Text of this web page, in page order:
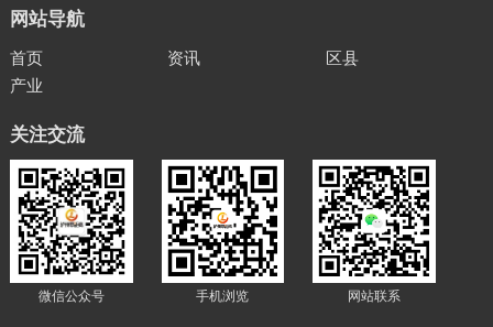
网站导航
首页 资讯
区县
产业
关注交流
微信公众号 手机浏览 网站联系